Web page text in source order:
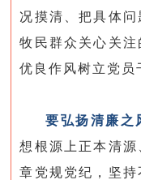
况摸清、把具体
牧民群众关心关
优良作风树立党员
要弘扬清廉之
想根源上正本清
章党规党纪，坚